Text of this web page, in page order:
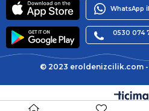
WhatsApp
0530 074
© 2023 eroldenizcilik.com -